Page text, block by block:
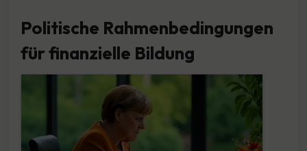
Politische Rahmenbedingungen
für finanzielle Bildung